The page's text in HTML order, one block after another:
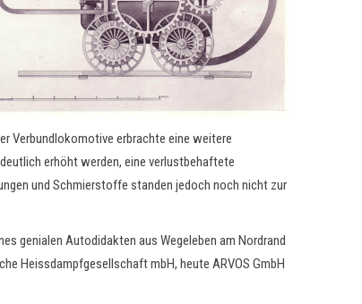
Verbundlokomotive erbrachte eine weitere
erhöht werden, eine verlustbehaftete
und Schmierstoffe standen jedoch noch nicht zur
genialen Autodidakten aus Wegeleben am Nordrand
Heissdampfgesellschaft mbH, heute ARVOS GmbH